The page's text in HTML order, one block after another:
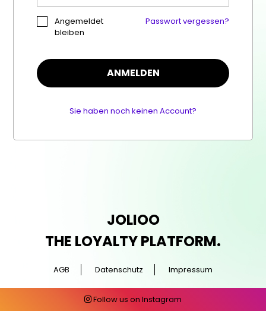
Angemeldet
bleiben
Passwort vergessen?
ANMELDEN
Sie haben noch keinen Account?
AGB Datenschutz Impressum
JOLIOO
THE LOYALTY PLATFORM.
Like us on Facebook
Follow us on Instagram